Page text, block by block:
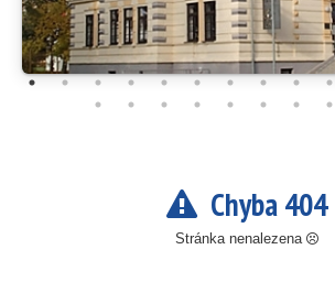
Chyba 404
Stránka nenalezena